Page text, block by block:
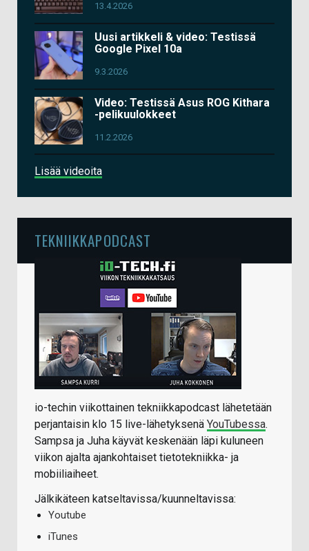
13.4.2026
Uusi artikkeli & video: Testissä
Google Pixel 10a
9.3.2026
Video: Testissä Asus ROG Kithara
-pelikuulokkeet
11.2.2026
Lisää videoita
TEKNIIKKAPODCAST
io-techin viikottainen tekniikkapodcast lähetetään
perjantaisin klo 15 live-lähetyksenä YouTubessa.
Sampsa ja Juha käyvät keskenään läpi kuluneen
viikon ajalta ajankohtaiset tietotekniikka- ja
mobiiliaiheet.
Jälkikäteen katseltavissa/kuunneltavissa:
Youtube
iTunes